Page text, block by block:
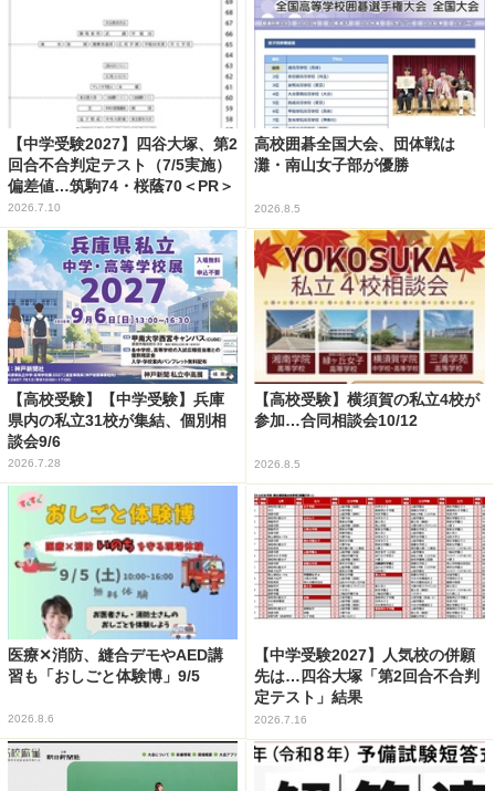
【中学受験2027】四谷大塚、第2
回合不合判定テスト（7/5実施）
偏差値…筑駒74・桜蔭70＜PR＞
2026.7.10
高校囲碁全国大会、団体戦は
灘・南山女子部が優勝
2026.8.5
【高校受験】【中学受験】兵庫
県内の私立31校が集結、個別相
談会9/6
2026.7.28
【高校受験】横須賀の私立4校が
参加…合同相談会10/12
2026.8.5
医療✕消防、縫合デモやAED講
習も「おしごと体験博」9/5
2026.8.6
【中学受験2027】人気校の併願
先は…四谷大塚「第2回合不合判
定テスト」結果
2026.7.16